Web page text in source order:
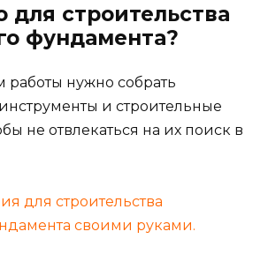
для строительства
фундамента?
работы нужно собрать
и строительные
не отвлекаться на их поиск в
для строительства
своими руками.